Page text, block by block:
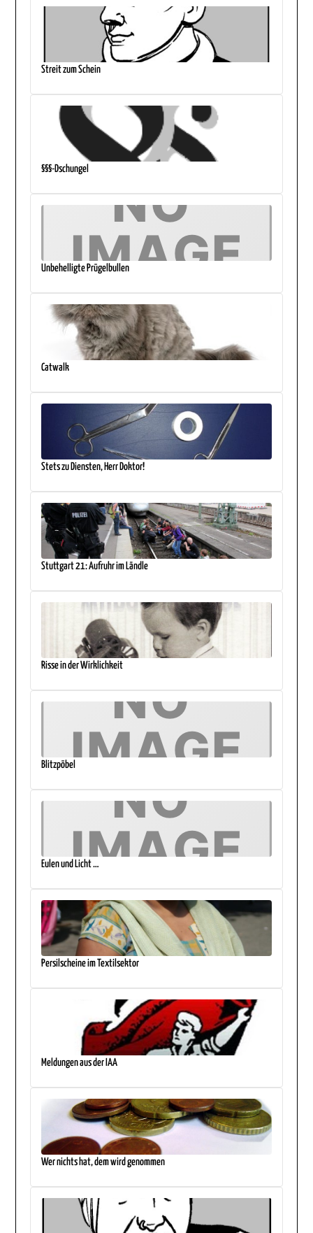
Streit zum Schein
§§§-Dschungel
Unbehelligte Prügelbullen
Catwalk
Stets zu Diensten, Herr Doktor!
Stuttgart 21: Aufruhr im Ländle
Risse in der Wirklichkeit
Blitzpöbel
Eulen und Licht …
Persilscheine im Textilsektor
Meldungen aus der IAA
Wer nichts hat, dem wird genommen